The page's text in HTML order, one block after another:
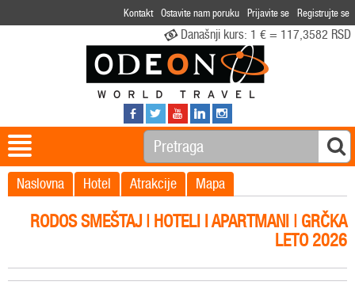
Kontakt Ostavite nam poruku Prijavite se Registrujte se
Današnji kurs: 1 € = 117,3582 RSD
Naslovna Hotel Atrakcije Mapa
RODOS SMEŠTAJ| HOTELI I APARTMANI | GRČKA
LETO 2026